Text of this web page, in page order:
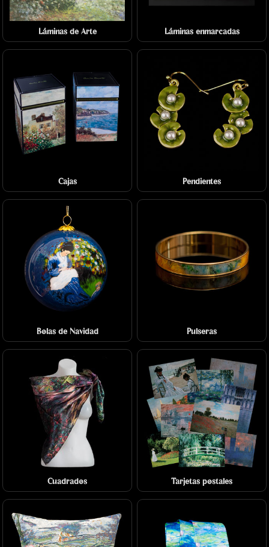
Láminas de Arte Láminas enmarcadas
Cajas Pendientes
Bolas de Navidad Pulseras
Cuadrados Tarjetas postales